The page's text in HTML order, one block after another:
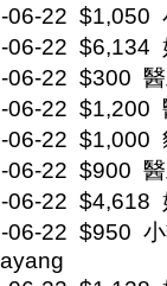
06-22 $1,050
06-22 $6,134
06-22 $300
06-22 $1,200
06-22 $1,000
06-22 $900
06-22 $4,618
06-22 $950